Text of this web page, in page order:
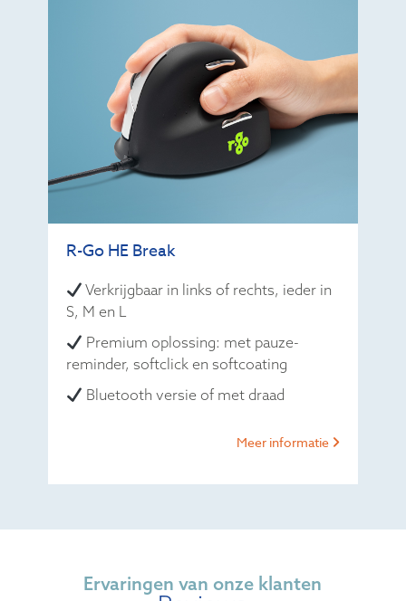
R-Go HE Break
Verkrijgbaar in links of rechts, ieder in
S, M en L
Premium oplossing: met pauze-
reminder, softclick en softcoating
Bluetooth versie of met draad
Meer informatie
Ervaringen van onze klanten